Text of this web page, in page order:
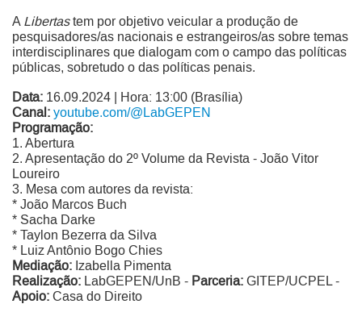
A Libertastem por objetivo veicular a produção de
pesquisadores/as nacionais e estrangeiros/as sobre temas
interdisciplinares que dialogam com o campo das políticas
públicas, sobretudo o das políticas penais.
Data: 16.09.2024 | Hora: 13:00 (Brasília)
Canal: youtube.com/@LabGEPEN
Programação:
1. Abertura
2. Apresentação do 2º Volume da Revista - João Vitor
Loureiro
3. Mesa com autores da revista:
* João Marcos Buch
* Sacha Darke
* Taylon Bezerra da Silva
* Luiz Antônio Bogo Chies
Mediação: Izabella Pimenta
Realização: LabGEPEN/UnB - Parceria: GITEP/UCPEL -
Apoio: Casa do Direito